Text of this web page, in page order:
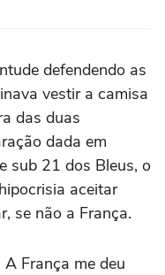
defendendo as
vestir a camisa
das duas
dada em
sub 21 dos Bleus, o
aceitar
se não a França.
França me deu